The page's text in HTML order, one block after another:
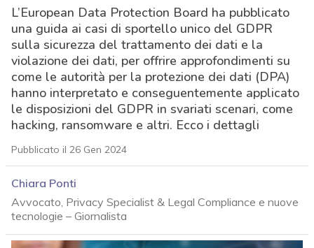
L’European Data Protection Board ha pubblicato
una guida ai casi di sportello unico del GDPR
sulla sicurezza del trattamento dei dati e la
violazione dei dati, per offrire approfondimenti su
come le autorità per la protezione dei dati (DPA)
hanno interpretato e conseguentemente applicato
le disposizioni del GDPR in svariati scenari, come
hacking, ransomware e altri. Ecco i dettagli
Pubblicato il 26 Gen 2024
Chiara Ponti
Avvocato, Privacy Specialist & Legal Compliance e nuove
tecnologie – Giornalista